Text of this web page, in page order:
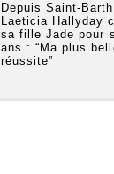
Depuis Saint-
Laeticia Hallyday
sa fille Jade pour
ans : “Ma plus
réussite”